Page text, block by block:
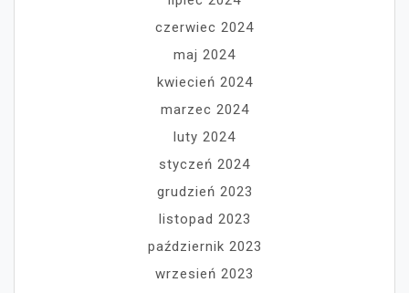
czerwiec 2024
maj 2024
kwiecień 2024
marzec 2024
luty 2024
styczeń 2024
grudzień 2023
listopad 2023
październik 2023
wrzesień 2023